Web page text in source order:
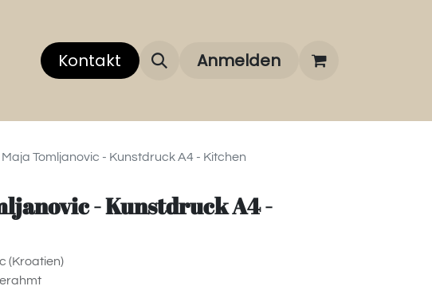
Über uns Über unsere Marken FAQ
Kontakt Anmelden
Maja Tomljanovic - Kunstdruck A4 - Kitchen
- Kunstdruck A4 -
(Kroatien)